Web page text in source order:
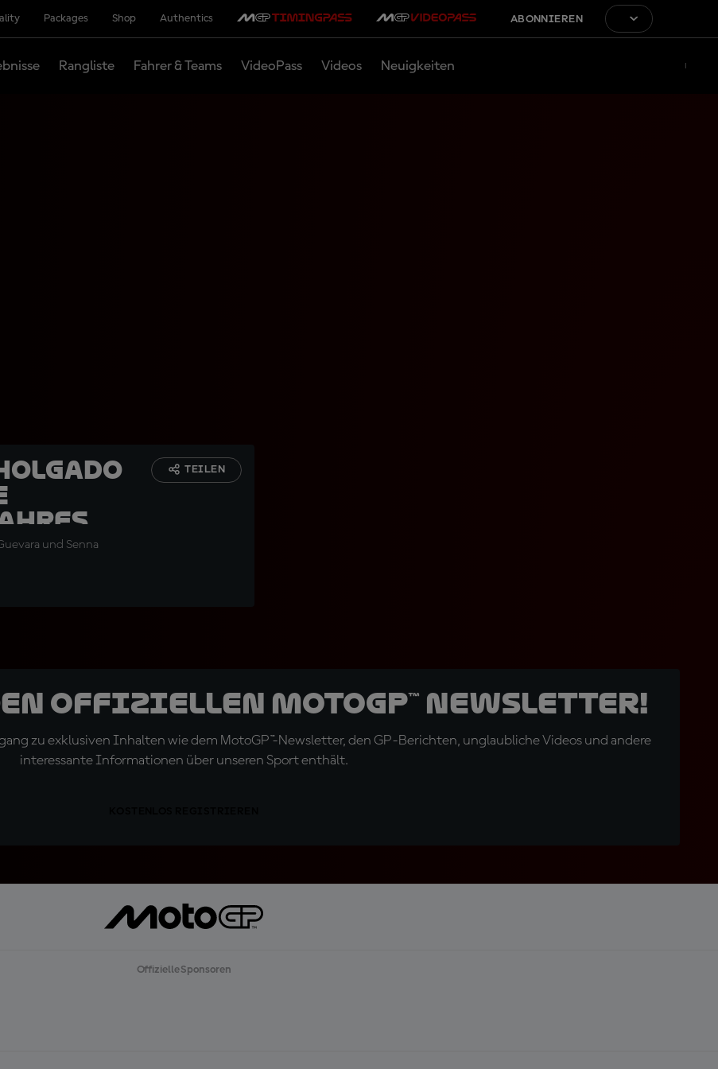
Packages Shop Authentics ABONNIEREN
Rangliste Fahrer & Teams VideoPass Videos Neuigkeiten
und Senna
TEILEN
offiziellen MotoGP™ Newsletter!
zu exklusiven Inhalten wie dem MotoGP™-Newsletter, den GP-Berichten, unglaubliche Videos und andere
interessante Informationen über unseren Sport enthält.
Offizielle Sponsoren